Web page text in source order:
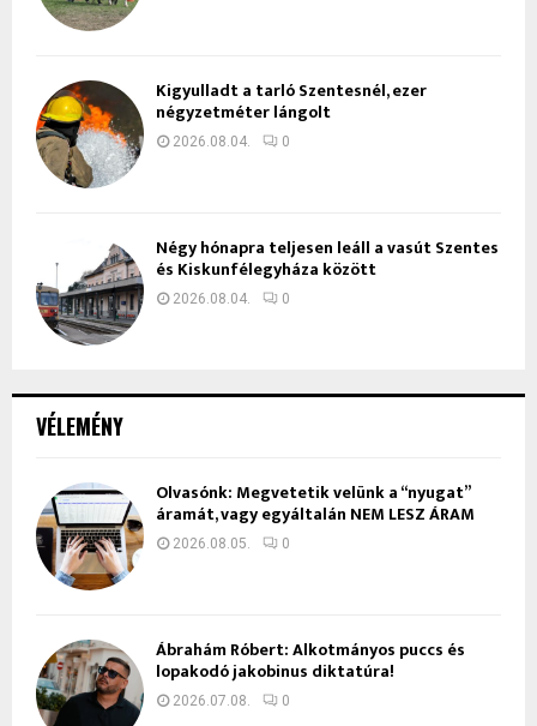
VÉLEMÉNY
Olvasónk: Megvetetik velünk a “nyugat”
áramát, vagy egyáltalán NEM LESZ ÁRAM
2026.08.05. 0
Ábrahám Róbert: Alkotmányos puccs és
lopakodó jakobinus diktatúra!
2026.07.08. 0
Kigyulladt a tarló Szentesnél, ezer
négyzetméter lángolt
2026.08.04. 0
Négy hónapra teljesen leáll a vasút Szentes
és Kiskunfélegyháza között
2026.08.04. 0